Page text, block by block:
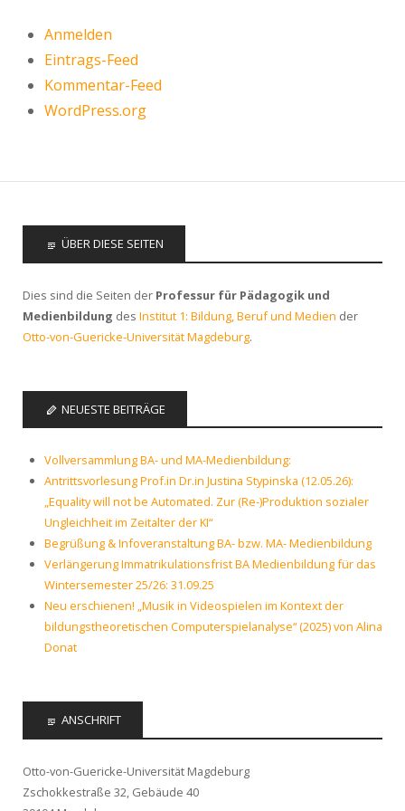
Anmelden
Eintrags-Feed
Kommentar-Feed
WordPress.org
ÜBER DIESE SEITEN
Dies sind die Seiten der Professur für Pädagogik und
Medienbildung des Institut 1: Bildung, Beruf und Medien der
Otto-von-Guericke-Universität Magdeburg.
NEUESTE BEITRÄGE
Vollversammlung BA- und MA-Medienbildung:
Antrittsvorlesung Prof.in Dr.in Justina Stypinska (12.05.26):
„Equality will not be Automated. Zur (Re-)Produktion sozialer
Ungleichheit im Zeitalter der KI“
Begrüßung & Infoveranstaltung BA- bzw. MA- Medienbildung
Verlängerung Immatrikulationsfrist BA Medienbildung für das
Wintersemester 25/26: 31.09.25
Neu erschienen! „Musik in Videospielen im Kontext der
bildungstheoretischen Computerspielanalyse“ (2025) von Alina
Donat
ANSCHRIFT
Otto-von-Guericke-Universität Magdeburg
Zschokkestraße 32, Gebäude 40